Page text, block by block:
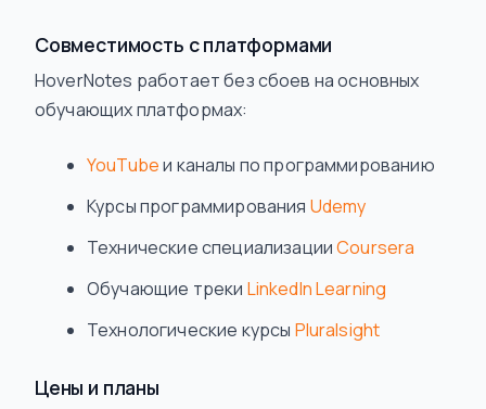
Совместимость с платформами
HoverNotes работает без сбоев на основных
обучающих платформах:
YouTubeи каналы по программированию
Курсы программирования Udemy
Технические специализацииCoursera
Обучающие треки LinkedIn Learning
Технологические курсы Pluralsight
Цены и планы